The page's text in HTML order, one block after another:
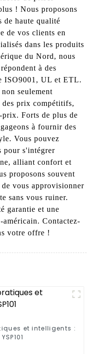
! Nous proposons
de haute qualité
de vos clients en
dans les produits
du Nord, nous
à des
ISO9001, UL et ETL.
seulement
des prix compétitifs,
Forts de plus de
à fournir des
Vous pouvez
pour s'intégrer
alliant confort et
proposons souvent
vous approvisionner
sans vous ruiner.
garantie et une
Contactez-
votre offre !
et intelligents :